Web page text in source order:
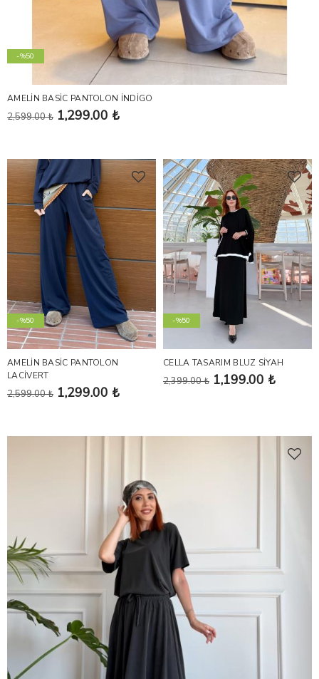
-%50
AMELİN BASİC PANTOLON İNDİGO
2,599.00 ₺ 1,299.00 ₺
-%50
AMELİN BASİC PANTOLON
LACİVERT
2,599.00 ₺ 1,299.00 ₺
-%50
CELLA TASARIM BLUZ SİYAH
2,399.00 ₺ 1,199.00 ₺